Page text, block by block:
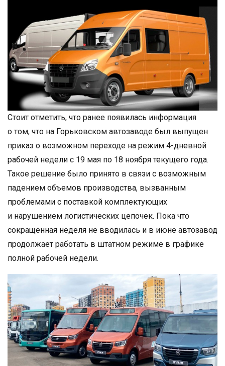
Стоит отметить, что ранее появилась информация
о том, что на Горьковском автозаводе был выпущен
приказ о возможном переходе на режим 4-дневной
рабочей недели с 19 мая по 18 ноября текущего года.
Такое решение было принято в связи с возможным
падением объемов производства, вызванным
проблемами с поставкой комплектующих
и нарушением логистических цепочек. Пока что
сокращенная неделя не вводилась и в июне автозавод
продолжает работать в штатном режиме в графике
полной рабочей недели.